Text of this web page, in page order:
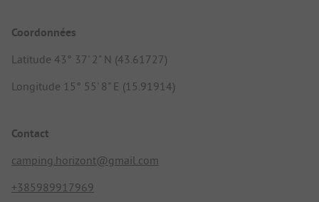
Coordonnées
Latitude 43° 37' 2" N (43.61727)
Longitude 15° 55' 8" E (15.91914)
Contact
camping.horizont@gmail.com
+385989917969